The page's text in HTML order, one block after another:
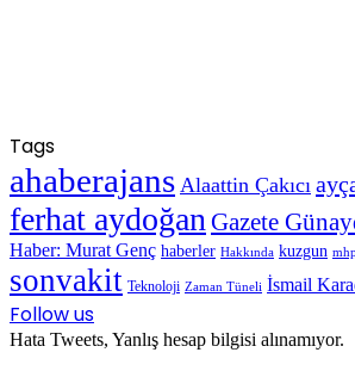
Tags
ahaberajans Alaattin Çakıcı
ferhat aydoğan Gazete
Haber: Murat Genç haberler Hakkında kuzgun mhp
sonvakit Teknoloji Zaman Tüneli İsmail
Follow us
Hata Tweets, Yanlış hesap bilgisi alınamıyor.